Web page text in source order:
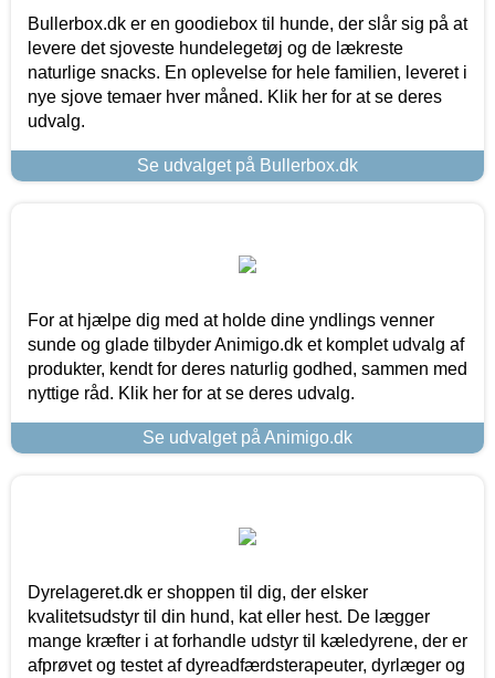
Bullerbox.dk er en goodiebox til hunde, der slår sig på at
levere det sjoveste hundelegetøj og de lækreste
naturlige snacks. En oplevelse for hele familien, leveret i
nye sjove temaer hver måned. Klik her for at se deres
udvalg.
Se udvalget på Bullerbox.dk
For at hjælpe dig med at holde dine yndlings venner
sunde og glade tilbyder Animigo.dk et komplet udvalg af
produkter, kendt for deres naturlig godhed, sammen med
nyttige råd. Klik her for at se deres udvalg.
Se udvalget på Animigo.dk
Dyrelageret.dk er shoppen til dig, der elsker
kvalitetsudstyr til din hund, kat eller hest. De lægger
mange kræfter i at forhandle udstyr til kæledyrene, der er
afprøvet og testet af dyreadfærdsterapeuter, dyrlæger og